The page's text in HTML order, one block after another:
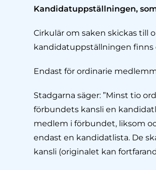
Kandidatuppställningen,
Cirkulär om saken skickas till
kandidatuppställningen finns
Endast för ordinarie
Stadgarna säger: ”Minst tio
förbundets kansli en
medlem i förbun­det, liksom
endast en kandidatlista. De
kansli (originalet kan